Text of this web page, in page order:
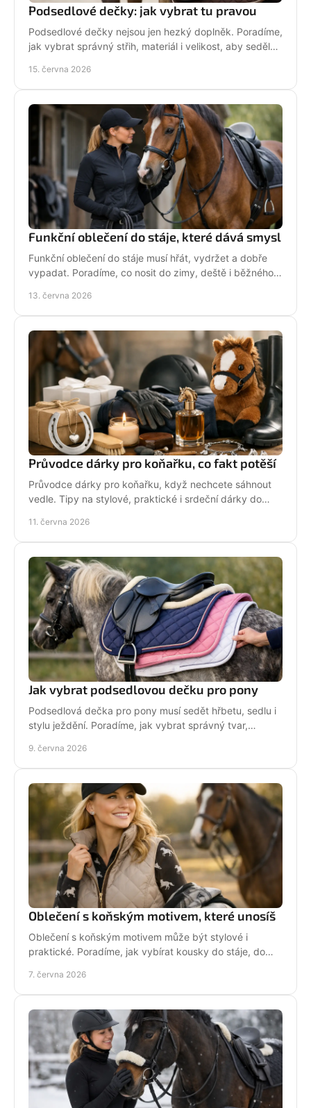
Podsedlové dečky: jak vybrat tu pravou
Podsedlové dečky nejsou jen hezký doplněk. Poradíme,
jak vybrat správný střih, materiál i velikost, aby seděly
15. června 2026
Funkční oblečení do stáje, které dává smysl
Funkční oblečení do stáje musí hřát, vydržet a dobře
vypadat. Poradíme, co nosit do zimy, deště i běžného
13. června 2026
Průvodce dárky pro koňařku, co fakt potěší
Průvodce dárky pro koňařku, když nechcete sáhnout
vedle. Tipy na stylové, praktické i srdeční dárky do
11. června 2026
Jak vybrat podsedlovou dečku pro pony
Podsedlová dečka pro pony musí sedět hřbetu, sedlu i
stylu ježdění. Poradíme, jak vybrat správný tvar,
9. června 2026
Oblečení s koňským motivem, které unosíš
Oblečení s koňským motivem může být stylové i
praktické. Poradíme, jak vybírat kousky do stáje, do
7. června 2026